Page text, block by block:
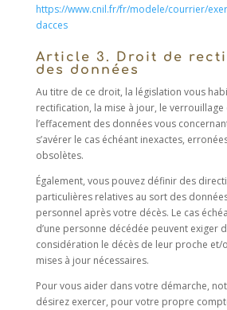
https://www.cnil.fr/fr/modele/courrier/
dacces
Article 3. Droit de
des données
Au titre de ce droit, la législation vous
rectification, la mise à jour, le verrouillage
l’effacement des données vous
s’avérer le cas échéant inexactes,
obsolètes.
Également, vous pouvez définir des
particulières relatives au sort des
personnel après votre décès. Le cas
d’une personne décédée peuvent exiger
considération le décès de leur proche
mises à jour nécessaires.
Pour vous aider dans votre démarche,
désirez exercer, pour votre propre